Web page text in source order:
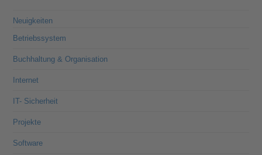
Neuigkeiten
Betriebssystem
Buchhaltung & Organisation
Internet
IT- Sicherheit
Projekte
Software